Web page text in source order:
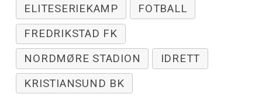
ELITESERIEKAMP
FOTBALL
FREDRIKSTAD FK
NORDMØRE STADION
IDRETT
KRISTIANSUND BK